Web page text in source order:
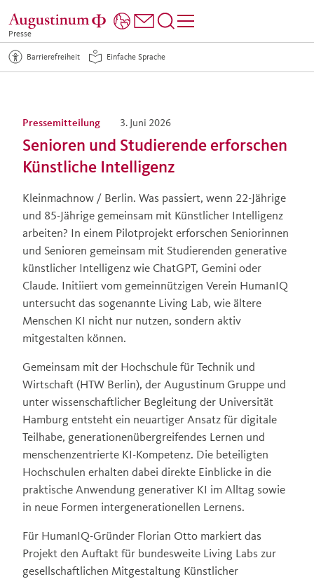
Presse
Barrierefreiheit Einfache Sprache
Senioren und Studierende erforschen
Künstliche Intelligenz
3. Juni 2026
Pressemitteilung
Kleinmachnow / Berlin. Was passiert, wenn 22-Jährige
und 85-Jährige gemeinsam mit Künstlicher Intelligenz
arbeiten? In einem Pilotprojekt erforschen Seniorinnen
und Senioren gemeinsam mit Studierenden generative
künstlicher Intelligenz wie ChatGPT, Gemini oder
Claude. Initiiert vom gemeinnützigen Verein HumanIQ
untersucht das sogenannte Living Lab, wie ältere
Menschen KI nicht nur nutzen, sondern aktiv
mitgestalten können.
Gemeinsam mit der Hochschule für Technik und
Wirtschaft (HTW Berlin), der Augustinum Gruppe und
unter wissenschaftlicher Begleitung der Universität
Hamburg entsteht ein neuartiger Ansatz für digitale
Teilhabe, generationenübergreifendes Lernen und
menschenzentrierte KI-Kompetenz. Die beteiligten
Hochschulen erhalten dabei direkte Einblicke in die
praktische Anwendung generativer KI im Alltag sowie
in neue Formen intergenerationellen Lernens.
Für HumanIQ-Gründer Florian Otto markiert das
Projekt den Auftakt für bundesweite Living Labs zur
gesellschaftlichen Mitgestaltung Künstlicher